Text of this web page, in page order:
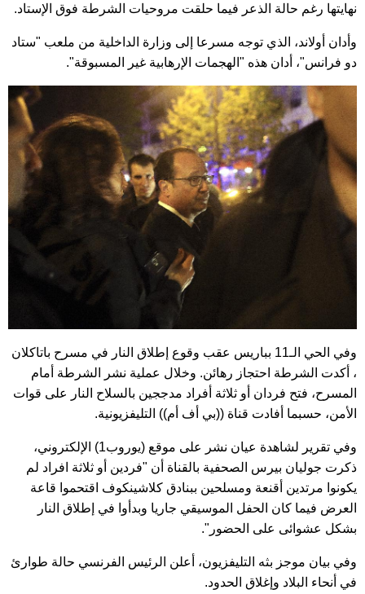
نهايتها رغم حالة الذعر فيما حلقت مروحيات الشرطة فوق الإستاد.
وأدان أولاند، الذي توجه مسرعا إلى وزارة الداخلية من ملعب "ستاد
دو فرانس"، أدان هذه "الهجمات الإرهابية غير المسبوقة".
وفي الحي الـ11 بباريس عقب وقوع إطلاق النار في مسرح باتاكلان
، أكدت الشرطة احتجاز رهائن. وخلال عملية نشر الشرطة أمام
المسرح، فتح فردان أو ثلاثة أفراد مدججين بالسلاح النار على قوات
الأمن، حسبما أفادت قناة ((بي أف أم)) التليفزيونية.
وفي تقرير لشاهدة عيان نشر على موقع (يوروب1) الإلكتروني،
ذكرت جوليان بيرس الصحفية بالقناة أن "فردين أو ثلاثة افراد لم
يكونوا مرتدين أقنعة ومسلحين ببنادق كلاشينكوف اقتحموا قاعة
العرض فيما كان الحفل الموسيقي جاريا وبدأوا في إطلاق النار
بشكل عشوائى على الحضور".
وفي بيان موجز بثه التليفزيون، أعلن الرئيس الفرنسي حالة طوارئ
في أنحاء البلاد وإغلاق الحدود.